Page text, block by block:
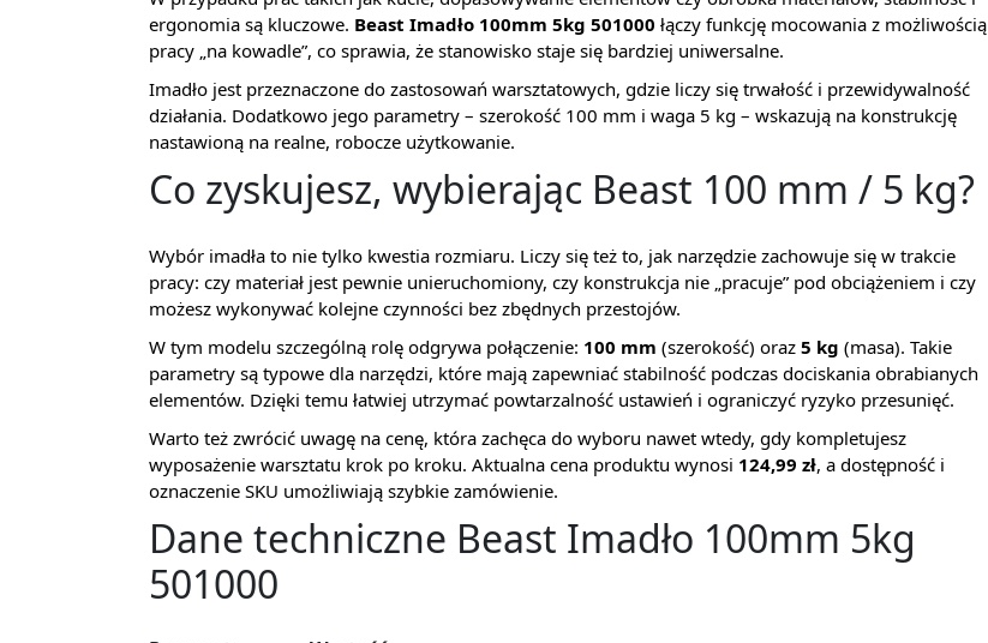
ergonomia są kluczowe. Beast Imadło 100mm 5kg 501000 łączy funkcję mocowania z możliwością
pracy „na kowadle”, co sprawia, że stanowisko staje się bardziej uniwersalne.
Imadło jest przeznaczone do zastosowań warsztatowych, gdzie liczy się trwałość i przewidywalność
działania. Dodatkowo jego parametry – szerokość 100 mm i waga 5 kg – wskazują na konstrukcję
nastawioną na realne, robocze użytkowanie.
Co zyskujesz, wybierając Beast 100 mm / 5 kg?
Wybór imadła to nie tylko kwestia rozmiaru. Liczy się też to, jak narzędzie zachowuje się w trakcie
pracy: czy materiał jest pewnie unieruchomiony, czy konstrukcja nie „pracuje” pod obciążeniem i czy
możesz wykonywać kolejne czynności bez zbędnych przestojów.
W tym modelu szczególną rolę odgrywa połączenie: 100 mm (szerokość) oraz 5 kg (masa). Takie
parametry są typowe dla narzędzi, które mają zapewniać stabilność podczas dociskania obrabianych
elementów. Dzięki temu łatwiej utrzymać powtarzalność ustawień i ograniczyć ryzyko przesunięć.
Warto też zwrócić uwagę na cenę, która zachęca do wyboru nawet wtedy, gdy kompletujesz
wyposażenie warsztatu krok po kroku. Aktualna cena produktu wynosi 124,99 zł, a dostępność i
oznaczenie SKU umożliwiają szybkie zamówienie.
Dane techniczne Beast Imadło 100mm 5kg
501000